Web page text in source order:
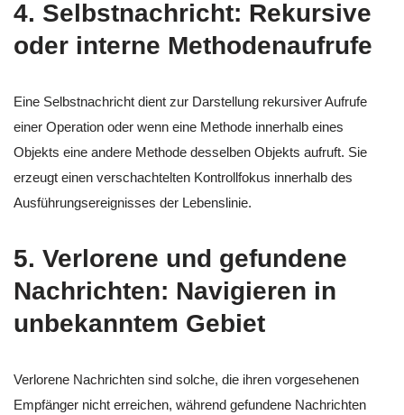
4. Selbstnachricht: Rekursive
oder interne Methodenaufrufe
Eine Selbstnachricht dient zur Darstellung rekursiver Aufrufe
einer Operation oder wenn eine Methode innerhalb eines
Objekts eine andere Methode desselben Objekts aufruft. Sie
erzeugt einen verschachtelten Kontrollfokus innerhalb des
Ausführungsereignisses der Lebenslinie.
5. Verlorene und gefundene
Nachrichten: Navigieren in
unbekanntem Gebiet
Verlorene Nachrichten sind solche, die ihren vorgesehenen
Empfänger nicht erreichen, während gefundene Nachrichten